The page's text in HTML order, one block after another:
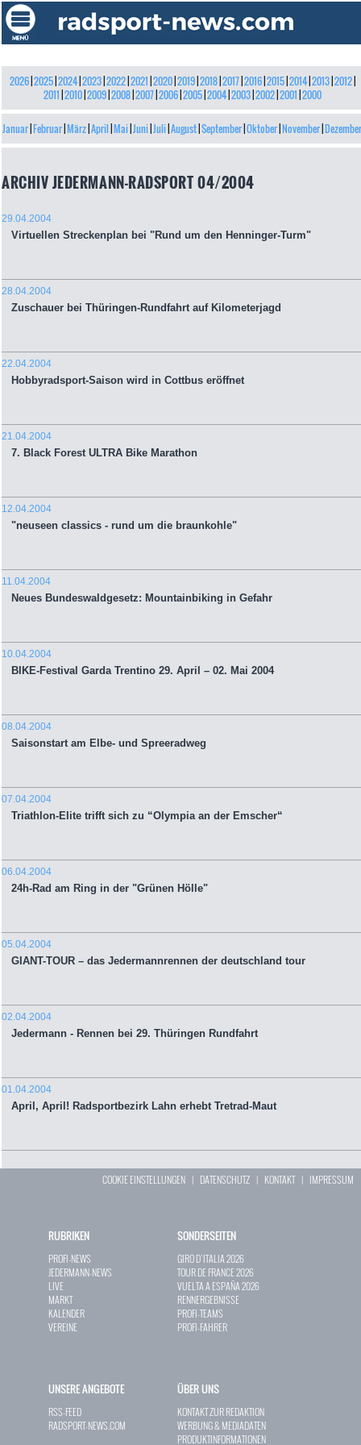
2026| 2025| 2024| 2023| 2022| 2021 2020| 2019| 2018| 2017| 2016| 2015| 2014| 2013| 2012|
2011 2010| 2009| 2008| 2007| 2006| 2005| 2004| 2003| 2002| 2001 2000
Januar Februar März April Mai Juni Juli August September Oktober November Dezember
ARCHIV JEDERMANN-RADSPORT 04/2004
29.04.2004
Virtuellen Streckenplan bei "Rund um den Henninger-Turm"
28.04.2004
Zuschauer bei Thüringen-Rundfahrt auf Kilometerjagd
22.04.2004
Hobbyradsport-Saison wird in Cottbus eröffnet
21.04.2004
7. Black Forest ULTRA Bike Marathon
12.04.2004
"neuseen classics - rund um die braunkohle"
11.04.2004
Neues Bundeswaldgesetz: Mountainbiking in Gefahr
10.04.2004
BIKE-Festival Garda Trentino 29. April – 02. Mai 2004
08.04.2004
Saisonstart am Elbe- und Spreeradweg
07.04.2004
Triathlon-Elite trifft sich zu “Olympia an der Emscher“
06.04.2004
24h-Rad am Ring in der "Grünen Hölle"
05.04.2004
GIANT-TOUR – das Jedermannrennen der deutschland tour
02.04.2004
Jedermann - Rennen bei 29. Thüringen Rundfahrt
01.04.2004
April, April! Radsportbezirk Lahn erhebt Tretrad-Maut
COOKIE EINSTELLUNGEN | DATENSCHUTZ | KONTAKT| IMPRESSUM
RUBRIKEN
PROFI-NEWS
JEDERMANN-NEWS
LIVE
MARKT
KALENDER
VEREINE
SONDERSEITEN
GIRO D`ITALIA 2026
TOUR DE FRANCE 2026
VUELTA A ESPAÑA 2026
RENNERGEBNISSE
PROFI-TEAMS
PROFI-FAHRER
UNSERE ANGEBOTE
RSS-FEED
RADSPORT-NEWS.COM
ÜBER UNS
KONTAKT ZUR REDAKTION
WERBUNG & MEDIADATEN
PRODUKTINFORMATIONEN